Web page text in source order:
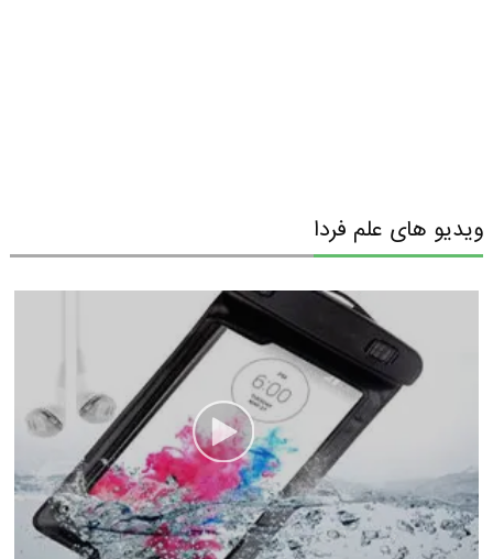
ویدیو های علم فردا